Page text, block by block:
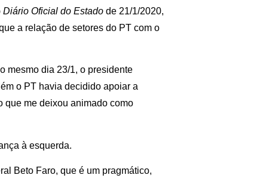
Diário Oficial do Estado de 21/1/2020,
a relação de setores do PT com o
mesmo dia 23/1, o presidente
o PT havia decidido apoiar a
que me deixou animado como
à esquerda.
Beto Faro, que é um pragmático,